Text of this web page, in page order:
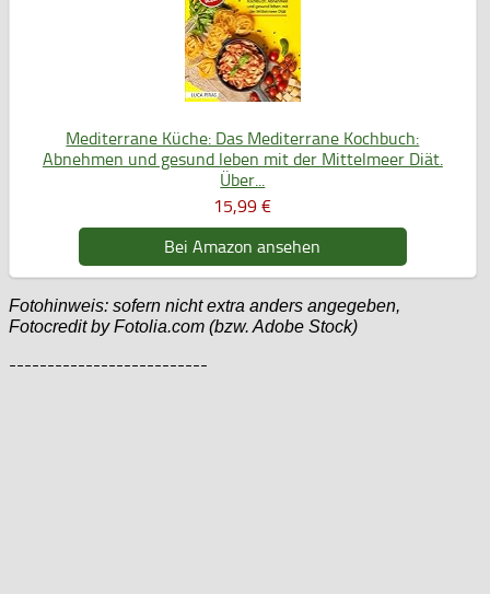
Mediterrane Küche: Das Mediterrane Kochbuch:
Abnehmen und gesund leben mit der Mittelmeer Diät.
Über...
15,99 €
Bei Amazon ansehen
Fotohinweis: sofern nicht extra anders angegeben,
Fotocredit by Fotolia.com (bzw. Adobe Stock)
--------------------------